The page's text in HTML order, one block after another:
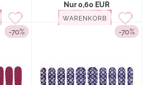
Nur 0,60 EUR
WARENKORB
-70% -70%